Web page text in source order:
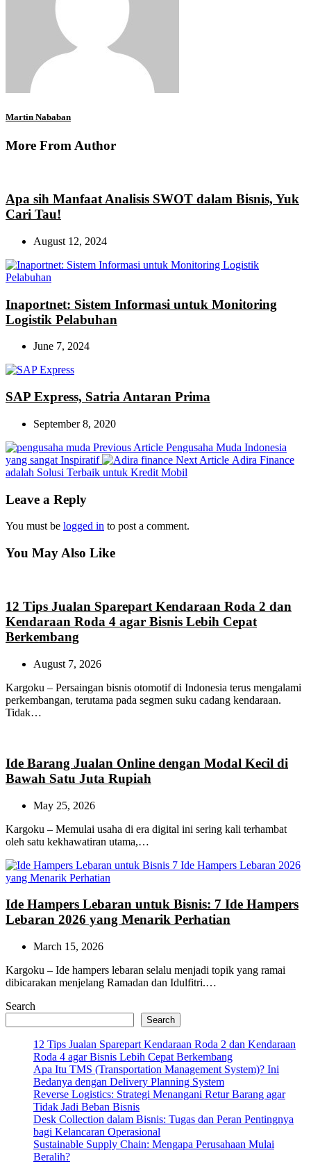
Martin Nababan
More From Author
Apa sih Manfaat Analisis SWOT dalam Bisnis, Yuk
Cari Tau!
August 12, 2024
Inaportnet: Sistem Informasi untuk Monitoring
Logistik Pelabuhan
June 7, 2024
SAP Express, Satria Antaran Prima
September 8, 2020
Previous Article Previous
Post:
Pengusaha Muda Indonesia
yang sangat Inspiratif
Next Article Next
Adira Finance
adalah Solusi Terbaik untuk Kredit Mobil
Leave a Reply
You must be logged in to post a comment.
You May Also Like
12 Tips Jualan Sparepart Kendaraan Roda 2 dan
Kendaraan Roda 4 agar Bisnis Lebih Cepat
Berkembang
August 7, 2026
Kargoku – Persaingan bisnis otomotif di Indonesia terus mengalami
perkembangan, terutama pada segmen suku cadang kendaraan.
Tidak…
Ide Barang Jualan Online dengan Modal Kecil di
Bawah Satu Juta Rupiah
May 25, 2026
Kargoku – Memulai usaha di era digital ini sering kali terhambat
oleh satu kekhawatiran utama,…
Ide Hampers Lebaran untuk Bisnis: 7 Ide Hampers
Lebaran 2026 yang Menarik Perhatian
March 15, 2026
Kargoku – Ide hampers lebaran selalu menjadi topik yang ramai
dibicarakan menjelang Ramadan dan Idulfitri.…
Search
Search
12 Tips Jualan Sparepart Kendaraan Roda 2 dan Kendaraan
Roda 4 agar Bisnis Lebih Cepat Berkembang
Apa Itu TMS (Transportation Management System)? Ini
Bedanya dengan Delivery Planning System
Reverse Logistics: Strategi Menangani Retur Barang agar
Tidak Jadi Beban Bisnis
Desk Collection dalam Bisnis: Tugas dan Peran Pentingnya
bagi Kelancaran Operasional
Sustainable Supply Chain: Mengapa Perusahaan Mulai
Beralih?